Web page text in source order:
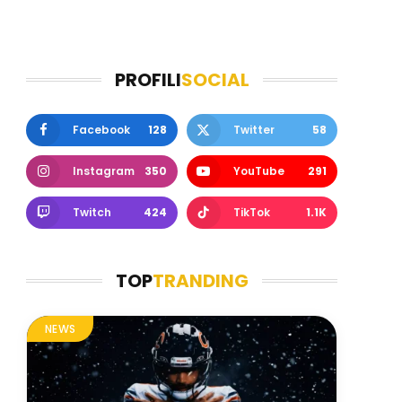
PROFILISOCIAL
Facebook 128 Twitter 58
Instagram 350 YouTube 291
Twitch 424 TikTok 1.1K
TOPTRANDING
NEWS